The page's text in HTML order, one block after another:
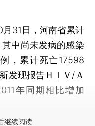
31日，河南省累计
中尚未发病的感染
，累计死亡17598
发现报告ＨＩＶ/Ａ
年同期相比增加
继续阅读